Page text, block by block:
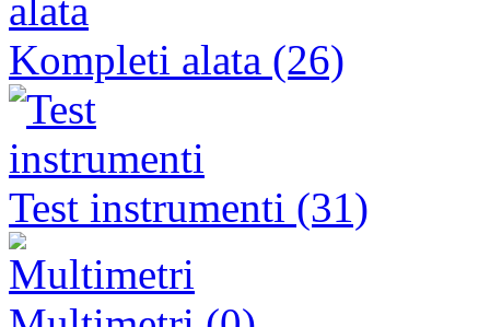
Kompleti alata (26)
Test instrumenti (31)